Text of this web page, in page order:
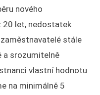
nového
20 let, nedostatek
stále
a srozumitelně
vlastní hodnotu
na minimálně 5